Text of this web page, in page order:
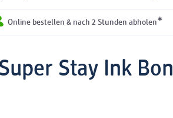
Online bestellen & nach 2 Stunden abholen*
Stay Ink